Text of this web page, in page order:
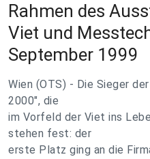
Rahmen des
Viet und
September 1999
Wien (OTS) - Die Sieger
2000", die
im Vorfeld der Viet ins
stehen fest: der
erste Platz ging an die